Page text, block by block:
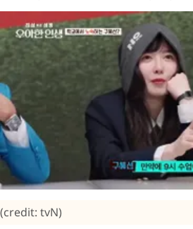
(credit: tvN)